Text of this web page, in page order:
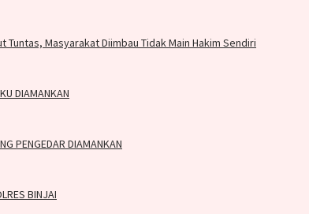
Masyarakat Diimbau Tidak Main Hakim Sendiri
DIAMANKAN
PENGEDAR DIAMANKAN
BINJAI